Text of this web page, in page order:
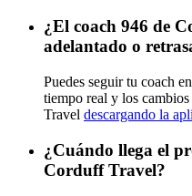
¿El coach 946 de
adelantado o
Puedes seguir tu coach
tiempo real y los
Travel descargando la
¿Cuándo llega el
Corduff Travel?